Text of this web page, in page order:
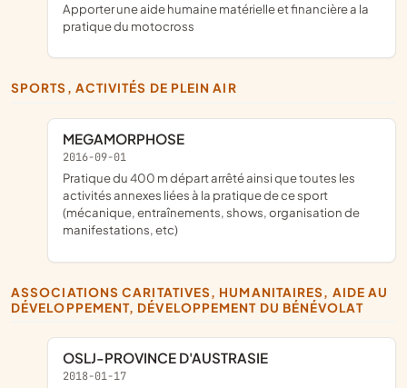
apporter une aide humaine matérielle et financière a la
pratique du motocross
SPORTS, ACTIVITÉS DE PLEIN AIR
MEGAMORPHOSE
2016-09-01
pratique du 400 m départ arrêté ainsi que toutes les
activités annexes liées à la pratique de ce sport
(mécanique, entraînements, shows, organisation de
manifestations, etc)
ASSOCIATIONS CARITATIVES, HUMANITAIRES, AIDE AU
DÉVELOPPEMENT, DÉVELOPPEMENT DU BÉNÉVOLAT
OSLJ-PROVINCE D'AUSTRASIE
2018-01-17